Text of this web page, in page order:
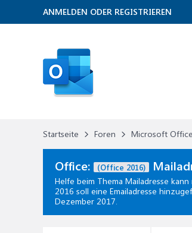
Startseite Foren Microsoft
Office: (Office 2016)
Helfe beim Thema Mailadresse
2016 soll eine Emailadresse
Dezember 2017.
ANMELDEN ODER REGISTRIEREN